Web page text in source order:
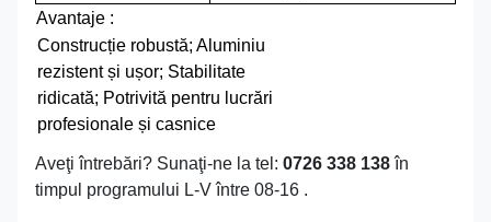
Avantaje :
Construcție robustă; Aluminiu
rezistent și ușor; Stabilitate
ridicată; Potrivită pentru lucrări
profesionale și casnice
Aveţi întrebări? Sunaţi-ne la tel: 0726 338 138în
timpul programului L-V între 08-16 .